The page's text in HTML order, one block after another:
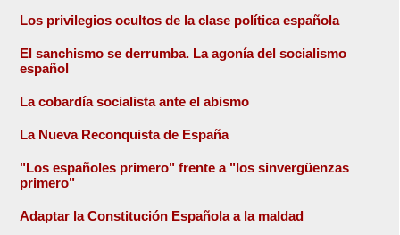
Los privilegios ocultos de la clase política española
El sanchismo se derrumba. La agonía del socialismo
español
La cobardía socialista ante el abismo
La Nueva Reconquista de España
"Los españoles primero" frente a "los sinvergüenzas
primero"
Adaptar la Constitución Española a la maldad